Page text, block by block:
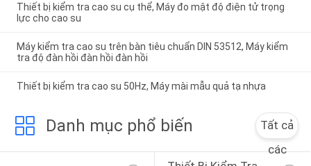
Thiết bị kiểm tra cao su cụ thể, Máy đo mật độ điện tử trọng
lực cho cao su
Máy kiểm tra cao su trên bàn tiêu chuẩn DIN 53512, Máy kiểm
tra độ đàn hồi đàn hồi đàn hồi
Thiết bị kiểm tra cao su 50Hz, Máy mài mẫu quả tạ nhựa
Danh mục phổ biến
Tất cả
các